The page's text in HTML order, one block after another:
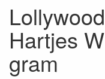
Hartjes
gram